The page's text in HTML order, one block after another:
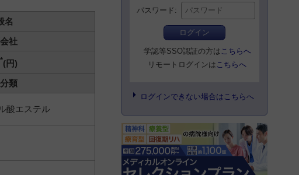
名
社
*(円)
類
酸エステル
パスワード
ログイン
学認等SSO認証の方は こちらへ
リモートログインは こちらへ
ログインできない場合はこちらへ